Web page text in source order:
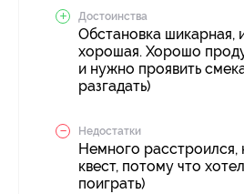
Достоинства
Обстановка шикарная,
хорошая. Хорошо
и нужно проявить
разгадать)
Недостатки
Немного расстроился,
квест, потому что
поиграть)